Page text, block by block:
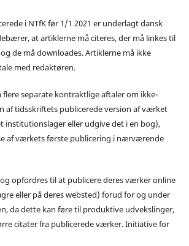
i NTfK før 1/1 2021 er underlagt dansk
at artiklerne må citeres, der må linkes til
de må downloades. Artiklerne må ikke
med redaktøren.
separate kontraktlige aftaler om ikke-
af tidsskriftets publicerede version af værket
institutionslager eller udgive det i en bog),
af værkets første publicering i nærværende
opfordres til at publicere deres værker online
eller på deres websted) forud for og under
da dette kan føre til produktive udvekslinger,
citater fra publicerede værker. Initiative for